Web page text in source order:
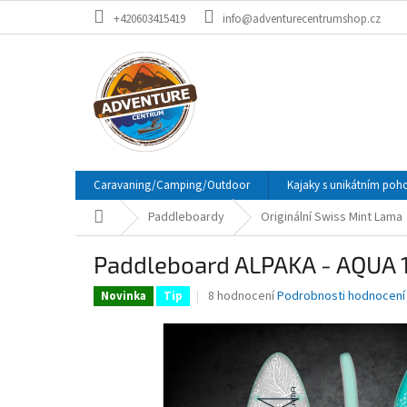
+420603415419 info@adventurecentrumshop.cz
Caravaning/Camping/Outdoor Kajaky s unikátním
Domů Paddleboardy Originální Swiss Mint Lama
Paddleboard ALPAKA -
Novinka Tip
Průměrné
produktu
8 hodnoceníPodrobnosti hodnocení